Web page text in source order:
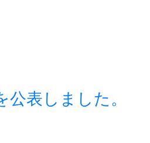
公表しました。